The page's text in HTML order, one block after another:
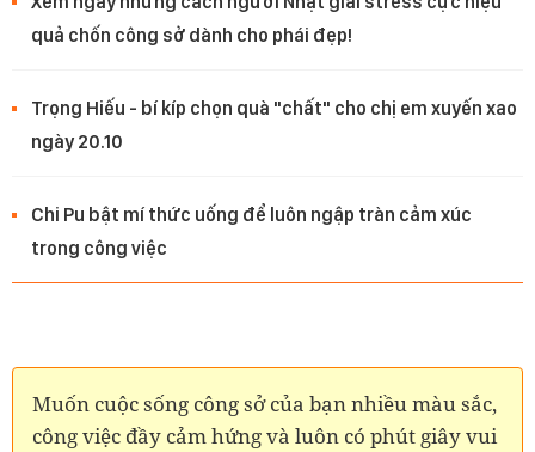
quả chốn công sở dành cho phái đẹp!
Trọng Hiếu - bí kíp chọn quà "chất" cho chị em xuyến xao
ngày 20.10
Chi Pu bật mí thức uống để luôn ngập tràn cảm xúc
trong công việc
Muốn cuộc sống công sở của bạn nhiều màu sắc,
công việc đầy cảm hứng và luôn có phút giây vui